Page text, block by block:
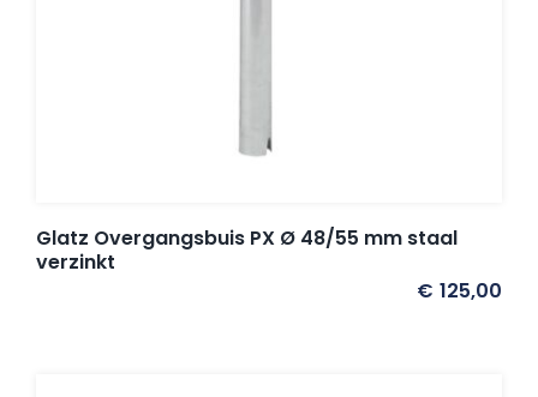
Glatz Overgangsbuis PX Ø 48/55 mm staal
verzinkt
€ 125,00